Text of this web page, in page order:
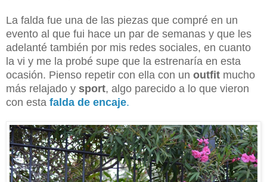
La falda fue una de las piezas que compré en un
evento al que fui hace un par de semanas y que les
adelanté también por mis redes sociales, en cuanto
la vi y me la probé supe que la estrenaría en esta
ocasión. Pienso repetir con ella con un outfit mucho
más relajado y sport, algo parecido a lo que vieron
con esta falda de encaje.